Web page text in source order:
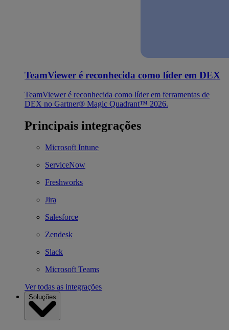
TeamViewer é reconhecida como líder em DEX
TeamViewer é reconhecida como líder em ferramentas de
DEX no Gartner® Magic Quadrant™ 2026.
Principais integrações
Microsoft Intune
ServiceNow
Freshworks
Jira
Salesforce
Zendesk
Slack
Microsoft Teams
Ver todas as integrações
Soluções